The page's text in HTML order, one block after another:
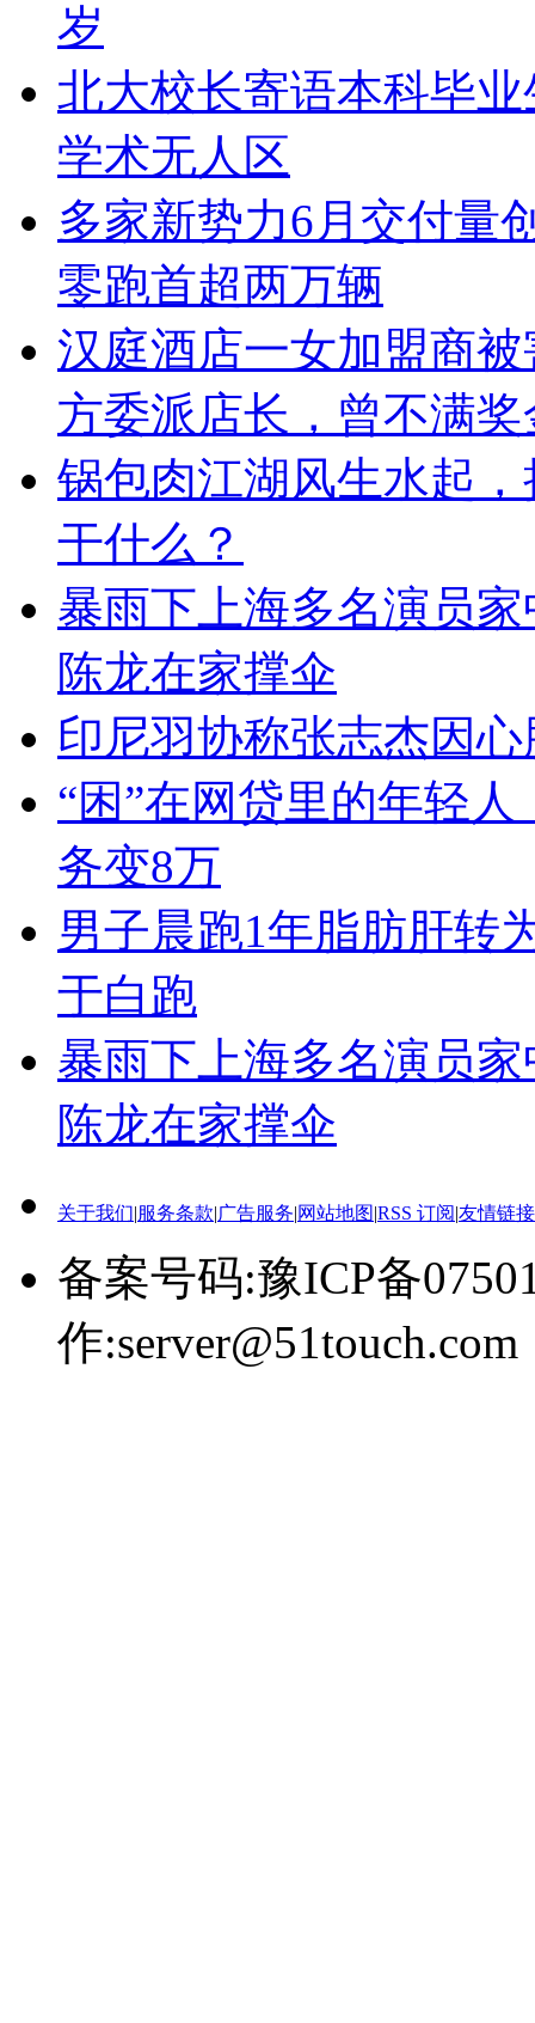
岁
北大校长寄语本科毕
学术无人区
多家新势力6月交付量
零跑首超两万辆
汉庭酒店一女加盟商
方委派店长，曾不满
锅包肉江湖风生水起
干什么？
暴雨下上海多名演员
陈龙在家撑伞
印尼羽协称张志杰因
“困”在网贷里的年轻
务变8万
男子晨跑1年脂肪肝转
于白跑
暴雨下上海多名演员
陈龙在家撑伞
关于我们|服务条款|广告服务|网站地图|RSS 订阅|友情链接
备案号码:豫ICP备
作:server@51touch.com